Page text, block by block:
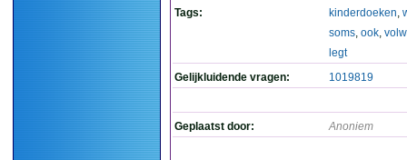
Tags:
kinderdoeken,
soms, ook,
legt
Gelijkluidende vragen:
1019819
Geplaatst door: Anoniem